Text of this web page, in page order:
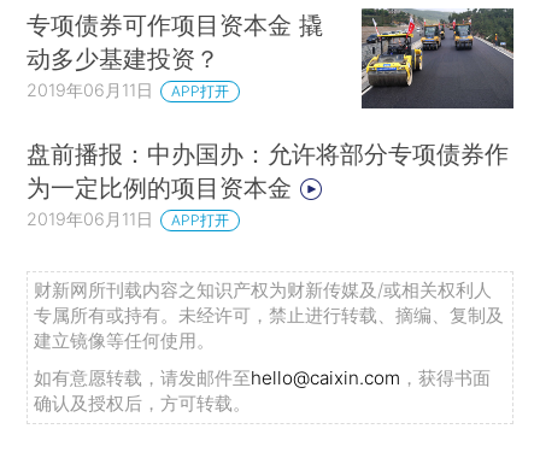
专项债券可作项目资本金 撬
动多少基建投资？
2019年06月11日 APP打开
盘前播报：中办国办：允许将部分专项债券作
为一定比例的项目资本金
2019年06月11日 APP打开
财新网所刊载内容之知识产权为财新传媒及/或相关权利人
专属所有或持有。未经许可，禁止进行转载、摘编、复制及
建立镜像等任何使用。
如有意愿转载，请发邮件至hello@caixin.com ，获得书面
确认及授权后，方可转载。